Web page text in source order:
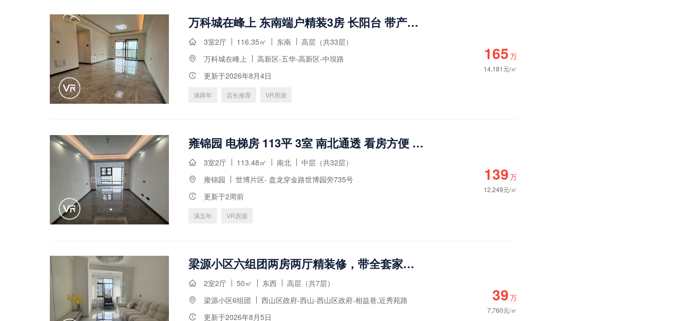
万科城在峰上 东南端户精装3房 长阳台 带产权车位
3室2厅 116.35㎡ 东南
高层（共33层）
万科城在峰上
高新区-五华-高新区-中坝路
更新于2026年8月4日
满两年 店长推荐 VR房源
165万
14,181元/㎡
雍锦园 电梯房 113平 3室 南北通透 看房方便 有钥匙
3室2厅 113.48㎡ 南北
中层（共32层）
雍锦园
世博片区- 盘龙穿金路世博园旁735号
更新于2周前
满五年 VR房源
139万
12,249元/㎡
梁源小区六组团两房两厅精装修，带全套家具家电
2室2厅 50㎡ 东西
高层（共7层）
梁源小区6组团
西山区政府-西山-西山区政府-相益巷,近秀苑路
更新于2026年8月5日
39万
7,760元/㎡